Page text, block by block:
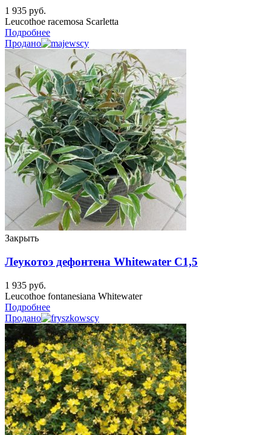
1 935 руб.
Leucothoe racemosa Scarletta
Подробнее
Продано
Закрыть
Леукотоэ дефонтена Whitewater C1,5
1 935 руб.
Leucothoe fontanesiana Whitewater
Подробнее
Продано